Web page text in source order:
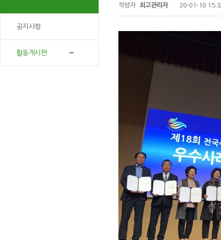
공지사항
활동게시판
작성자 최고관리자 20-01-10